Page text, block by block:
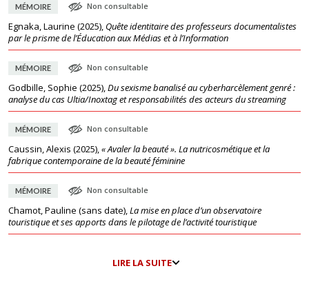
MÉMOIRE Non consultable
Egnaka, Laurine (2025), Quête identitaire des professeurs documentalistes
par le prisme de l’Éducation aux Médias et à l’Information
MÉMOIRE Non consultable
Godbille, Sophie (2025),Du sexisme banalisé au cyberharcèlement genré :
analyse du cas Ultia/Inoxtag et responsabilités des acteurs du streaming
MÉMOIRE Non consultable
Caussin, Alexis (2025),« Avaler la beauté ». La nutricosmétique et la
fabrique contemporaine de la beauté féminine
MÉMOIRE Non consultable
Chamot, Pauline (sans date),La mise en place d’un observatoire
touristique et ses apports dans le pilotage de l’activité touristique
LIRE LA SUITE